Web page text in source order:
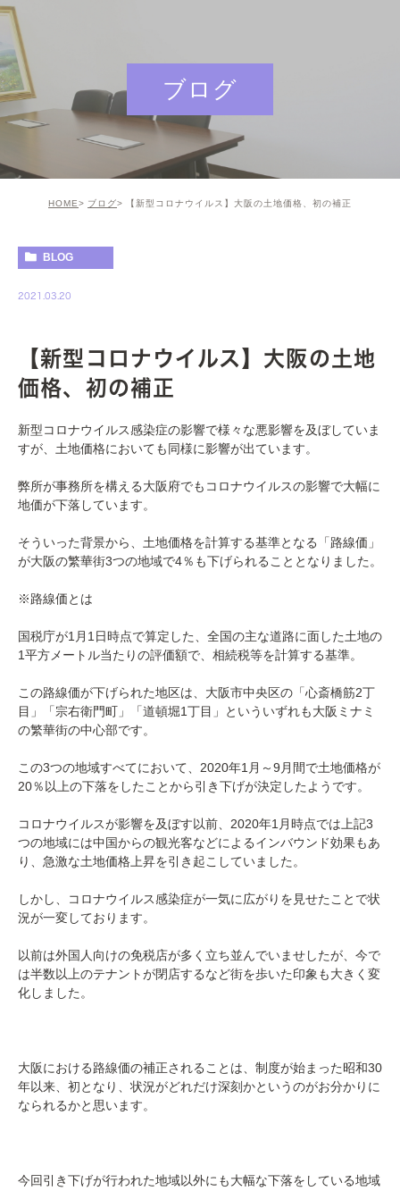
ブログ
HOME ブログ 【新型コロナウイルス】大阪の土地価格、初の補正
BLOG
2021.03.20
【新型コロナウイルス】大阪の土地
価格、初の補正
新型コロナウイルス感染症の影響で様々な悪影響を及ぼしていま
すが、土地価格においても同様に影響が出ています。
弊所が事務所を構える大阪府でもコロナウイルスの影響で大幅に
地価が下落しています。
そういった背景から、土地価格を計算する基準となる「路線価」
が大阪の繁華街3つの地域で4％も下げられることとなりました。
※路線価とは
国税庁が1月1日時点で算定した、全国の主な道路に面した土地の
1平方メートル当たりの評価額で、相続税等を計算する基準。
この路線価が下げられた地区は、大阪市中央区の「心斎橋筋2丁
目」「宗右衛門町」「道頓堀1丁目」といういずれも大阪ミナミ
の繁華街の中心部です。
この3つの地域すべてにおいて、2020年1月～9月間で土地価格が
20％以上の下落をしたことから引き下げが決定したようです。
コロナウイルスが影響を及ぼす以前、2020年1月時点では上記3
つの地域には中国からの観光客などによるインバウンド効果もあ
り、急激な土地価格上昇を引き起こしていました。
しかし、コロナウイルス感染症が一気に広がりを見せたことで状
況が一変しております。
以前は外国人向けの免税店が多く立ち並んでいませしたが、今で
は半数以上のテナントが閉店するなど街を歩いた印象も大きく変
化しました。
大阪における路線価の補正されることは、制度が始まった昭和30
年以来、初となり、状況がどれだけ深刻かというのがお分かりに
なられるかと思います。
今回引き下げが行われた地域以外にも大幅な下落をしている地域